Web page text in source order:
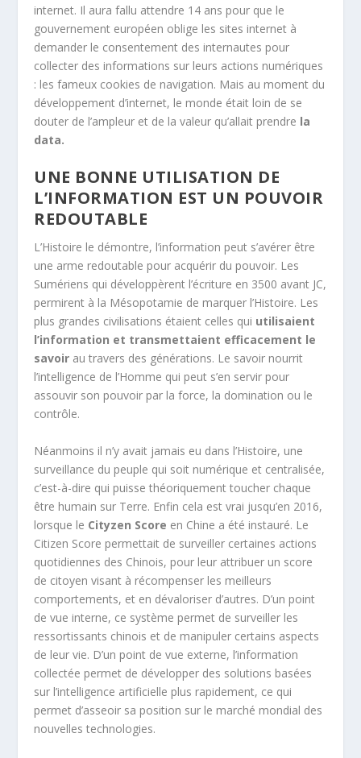
internet. Il aura fallu attendre 14 ans pour que le
gouvernement européen oblige les sites internet à
demander le consentement des internautes pour
collecter des informations sur leurs actions numériques
: les fameux cookies de navigation. Mais au moment du
développement d’internet, le monde était loin de se
douter de l’ampleur et de la valeur qu’allait prendre la
data.
UNE BONNE UTILISATION DE
L’INFORMATION EST UN POUVOIR
REDOUTABLE
L’Histoire le démontre, l’information peut s’avérer être
une arme redoutable pour acquérir du pouvoir. Les
Sumériens qui développèrent l’écriture en 3500 avant JC,
permirent à la Mésopotamie de marquer l’Histoire. Les
plus grandes civilisations étaient celles qui utilisaient
l’information et transmettaient efficacement le
savoir au travers des générations. Le savoir nourrit
l’intelligence de l’Homme qui peut s’en servir pour
assouvir son pouvoir par la force, la domination ou le
contrôle.
Néanmoins il n’y avait jamais eu dans l’Histoire, une
surveillance du peuple qui soit numérique et centralisée,
c’est-à-dire qui puisse théoriquement toucher chaque
être humain sur Terre. Enfin cela est vrai jusqu’en 2016,
lorsque le Cityzen Score en Chine a été instauré. Le
Citizen Score permettait de surveiller certaines actions
quotidiennes des Chinois, pour leur attribuer un score
de citoyen visant à récompenser les meilleurs
comportements, et en dévaloriser d’autres. D’un point
de vue interne, ce système permet de surveiller les
ressortissants chinois et de manipuler certains aspects
de leur vie. D’un point de vue externe, l’information
collectée permet de développer des solutions basées
sur l’intelligence artificielle plus rapidement, ce qui
permet d’asseoir sa position sur le marché mondial des
nouvelles technologies.